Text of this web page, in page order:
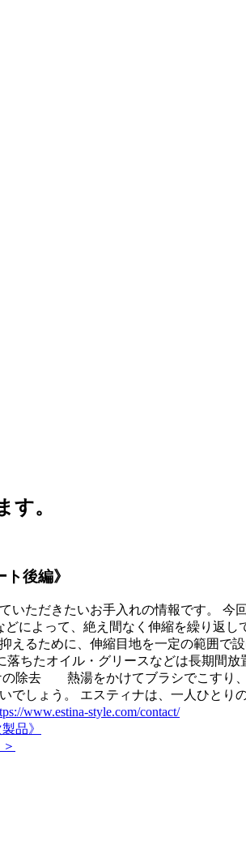
す。
後編》
いただきたいお手入れの情報です。
によって、絶え間なく伸縮を繰り返
えるために、伸縮目地を一定の範囲
たオイル・グリースなどは長期間
除去 熱湯をかけてブラシでこすり
でしょう。 エスティナは、一人ひと
www.estina-style.com/contact/
品》